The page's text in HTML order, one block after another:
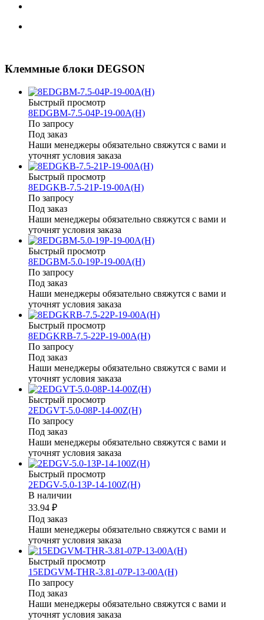
Клеммные блоки DEGSON
Быстрый просмотр
8EDGBM-7.5-04P-19-00A(H)
По запросу
Под заказ
Наши менеджеры обязательно свяжутся с вами и
уточнят условия заказа
Быстрый просмотр
8EDGKB-7.5-21P-19-00A(H)
По запросу
Под заказ
Наши менеджеры обязательно свяжутся с вами и
уточнят условия заказа
Быстрый просмотр
8EDGBM-5.0-19P-19-00A(H)
По запросу
Под заказ
Наши менеджеры обязательно свяжутся с вами и
уточнят условия заказа
Быстрый просмотр
8EDGKRB-7.5-22P-19-00A(H)
По запросу
Под заказ
Наши менеджеры обязательно свяжутся с вами и
уточнят условия заказа
Быстрый просмотр
2EDGVT-5.0-08P-14-00Z(H)
По запросу
Под заказ
Наши менеджеры обязательно свяжутся с вами и
уточнят условия заказа
Быстрый просмотр
2EDGV-5.0-13P-14-100Z(H)
В наличии
33.94 ₽
Под заказ
Наши менеджеры обязательно свяжутся с вами и
уточнят условия заказа
Быстрый просмотр
15EDGVM-THR-3.81-07P-13-00A(H)
По запросу
Под заказ
Наши менеджеры обязательно свяжутся с вами и
уточнят условия заказа